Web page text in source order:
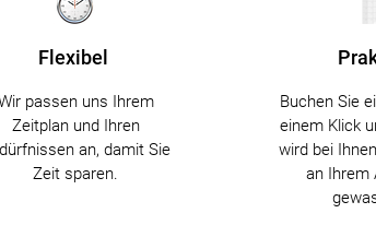
Flexibel
passen uns Ihrem
Zeitplan und Ihren
an, damit Sie
Zeit sparen.
Buchen Sie
einem Klick
wird bei
an Ihrem